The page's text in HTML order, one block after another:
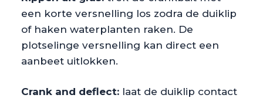
een korte versnelling los zodra de duiklip
of haken waterplanten raken. De
plotselinge versnelling kan direct een
aanbeet uitlokken.
Crank and deflect: laat de duiklip contact